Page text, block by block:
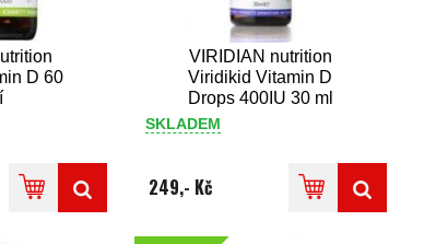
D 60
VIRIDIAN nutrition
Viridikid Vitamin D
Drops 400IU 30 ml
SKLADEM
249,- Kč